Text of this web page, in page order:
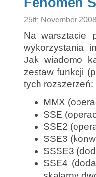
Fenomen
25th November
Na warsztacie
wykorzystania
Jak wiadomo
zestaw funkcji
tych rozszerzeń:
MMX
SSE
SSE2
SSE3
SSSE3
SSE4